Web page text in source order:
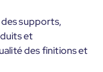
supports,
et
des finitions et